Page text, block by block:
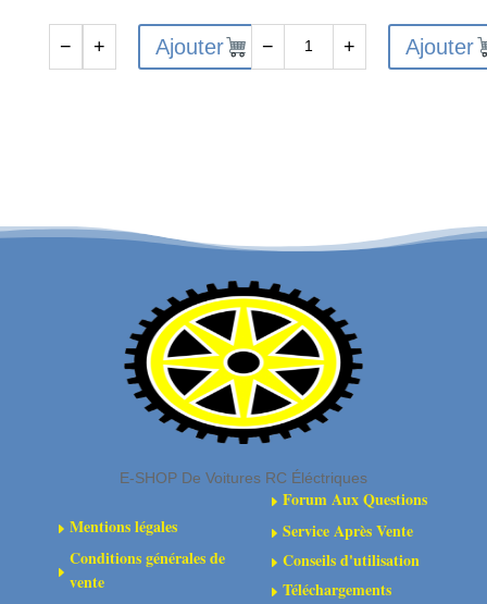
189,90€.
est :
159,90€.
4X2
− + Ajouter
TRUCK
4X4
1:10
BLX
RTR
GUNMETAL
-
− + Ajouter
E-SHOP De Voitures RC Éléctriques
EMentions légales
E
Conditions générales de
vente
E Forum Aux Questions
E Service Après Vente
E Conseils d'utilisation
E Téléchargements